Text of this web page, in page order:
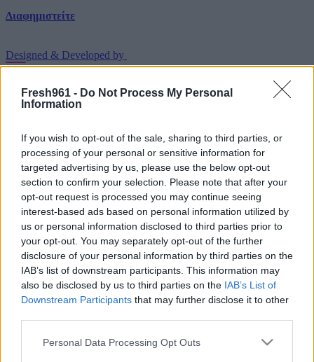
Fresh961 - Do Not Process My Personal
Information
If you wish to opt-out of the sale, sharing to third parties, or
processing of your personal or sensitive information for
targeted advertising by us, please use the below opt-out
section to confirm your selection. Please note that after your
opt-out request is processed you may continue seeing
interest-based ads based on personal information utilized by
us or personal information disclosed to third parties prior to
your opt-out. You may separately opt-out of the further
disclosure of your personal information by third parties on the
IAB’s list of downstream participants. This information may
also be disclosed by us to third parties on the IAB’s List of
Downstream Participants that may further disclose it to other
Please note that this website/app uses one or more Google
Personal Data Processing Opt Outs
Διαφημιστείτε
Designed & Developed by
Home/Νέα/Όλα όσα πρέπει και δεν πρέπει να κάνεις όταν δεν
σου απαντάει
Όλα όσα πρέπει και δεν πρέπει να κάνεις
όταν δεν σου απαντάει
28/02/2022
Δεν στέλνεις άλλο μήνυμα
Το να αρχίσεις να στέλνεις κατεβατά πάνω από το αναπάντητο
μήνυμα απλά θα σε κάνει να δείξεις υπερβολική χωρίς λόγο.
Ακόμα και να θέλει ο άλλος να επικοινωνήσει με μια τέτοια
συμπεριφορά θα απομακρυνθεί.
Αν είναι να στείλεις, στείλε κάτι «νορμάλ»
και ήρεμο και όχι κάτι του τύπου «γιατί δεν απαντάς τόση ώρα;» ή